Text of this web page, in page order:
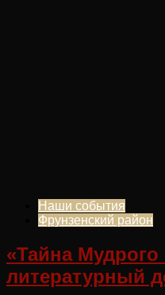
Наши события
Фрунзенский район
«Тайна Мудрого
литературный